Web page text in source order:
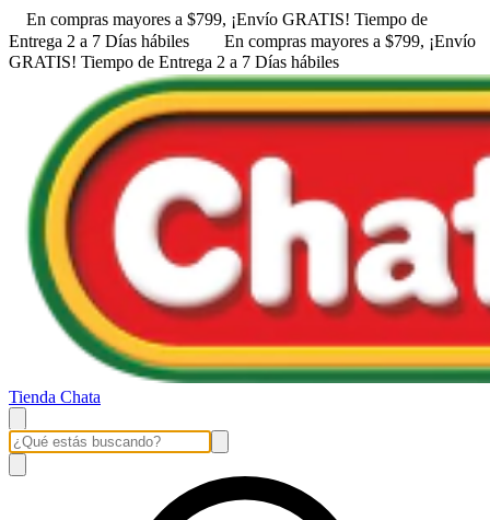
En compras mayores a $799, ¡Envío GRATIS! ㅤㅤTiempo de
Entrega 2 a 7 Días hábiles
En compras mayores a $799, ¡Envío
GRATIS! ㅤㅤTiempo de Entrega 2 a 7 Días hábiles
Tienda Chata